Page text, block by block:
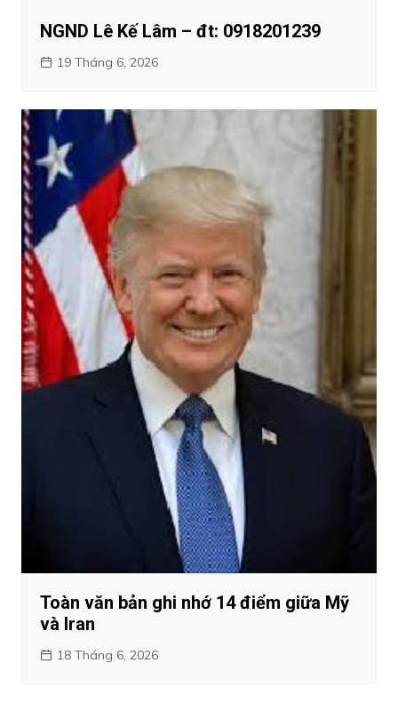
NGND Lê Kế Lâm – đt: 0918201239
19 Tháng 6, 2026
Toàn văn bản ghi nhớ 14 điểm giữa Mỹ
và Iran
18 Tháng 6, 2026